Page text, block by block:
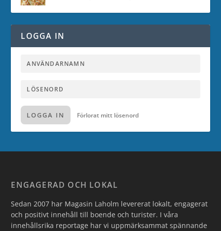
LOGGA IN
LOGGA IN Förlorat mitt lösenord
ENGAGERAD OCH LOKAL
Sedan 2007 har Magasin Laholm levererat lokalt, engagerat
och positivt innehåll till boende och turister. I våra
innehållsrika reportage har vi uppmärksammat spännande